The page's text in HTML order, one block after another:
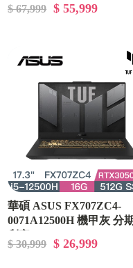
$ 67,999 $ 55,999
華碩 ASUS FX707ZC4-
0071A12500H 機甲灰 分
$ 30,999 $ 26,999